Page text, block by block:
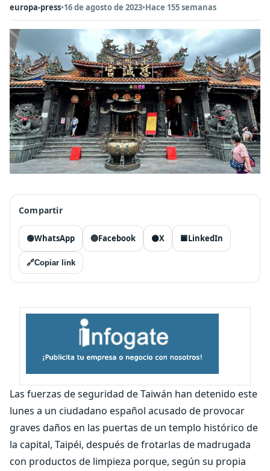
europa-press•16 de agosto de 2023•Hace 155 semanas
Compartir
🟢WhatsApp 🔵Facebook ⚫X 🟦LinkedIn
🔗Copiar link
Las fuerzas de seguridad de Taiwán han detenido este
lunes a un ciudadano español acusado de provocar
graves daños en las puertas de un templo histórico de
la capital, Taipéi, después de frotarlas de madrugada
con productos de limpieza porque, según su propia